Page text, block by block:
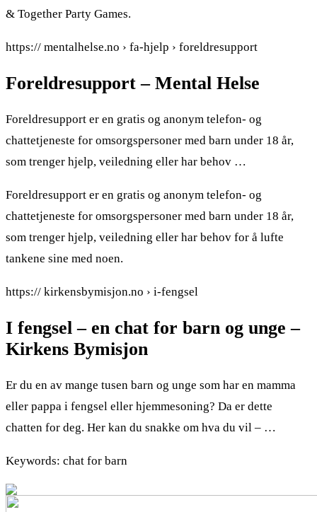
& Together Party Games.
https:// mentalhelse.no › fa-hjelp › foreldresupport
Foreldresupport – Mental Helse
Foreldresupport er en gratis og anonym telefon- og
chattetjeneste for omsorgspersoner med barn under 18 år,
som trenger hjelp, veiledning eller har behov …
Foreldresupport er en gratis og anonym telefon- og
chattetjeneste for omsorgspersoner med barn under 18 år,
som trenger hjelp, veiledning eller har behov for å lufte
tankene sine med noen.
https:// kirkensbymisjon.no › i-fengsel
I fengsel – en chat for barn og unge –
Kirkens Bymisjon
Er du en av mange tusen barn og unge som har en mamma
eller pappa i fengsel eller hjemmesoning? Da er dette
chatten for deg. Her kan du snakke om hva du vil – …
Keywords: chat for barn